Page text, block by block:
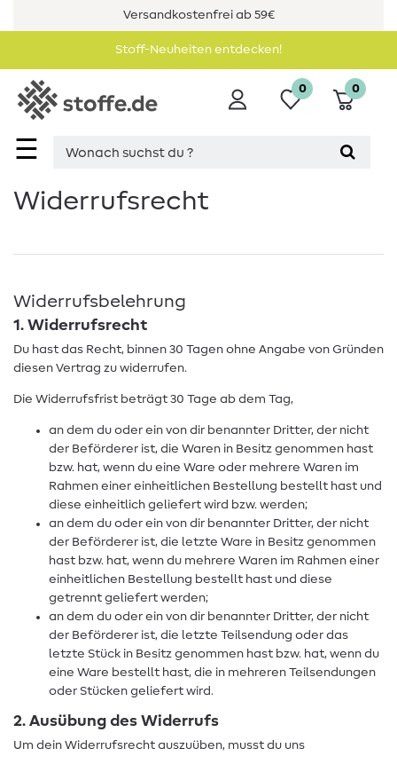
Versandkostenfrei ab 59€
Stoff-Neuheiten entdecken!
☰
0 0
Widerrufs­recht
Widerrufsbelehrung
1. Widerrufsrecht
Du hast das Recht, binnen 30 Tagen ohne Angabe von Gründen
diesen Vertrag zu widerrufen.
Die Widerrufsfrist beträgt 30 Tage ab dem Tag,
an dem du oder ein von dir benannter Dritter, der nicht
der Beförderer ist, die Waren in Besitz genommen hast
bzw. hat, wenn du eine Ware oder mehrere Waren im
Rahmen einer einheitlichen Bestellung bestellt hast und
diese einheitlich geliefert wird bzw. werden;
an dem du oder ein von dir benannter Dritter, der nicht
der Beförderer ist, die letzte Ware in Besitz genommen
hast bzw. hat, wenn du mehrere Waren im Rahmen einer
einheitlichen Bestellung bestellt hast und diese
getrennt geliefert werden;
an dem du oder ein von dir benannter Dritter, der nicht
der Beförderer ist, die letzte Teilsendung oder das
letzte Stück in Besitz genommen hast bzw. hat, wenn du
eine Ware bestellt hast, die in mehreren Teilsendungen
oder Stücken geliefert wird.
2. Ausübung des Widerrufs
Um dein Widerrufsrecht auszuüben, musst du uns